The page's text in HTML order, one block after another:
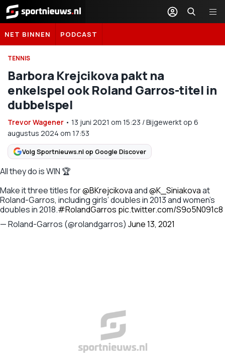
Sportnieuws.nl
NET BINNEN PODCAST
TENNIS
Barbora Krejcikova pakt na
enkelspel ook Roland Garros-titel in
dubbelspel
Trevor Wagener • 13 juni 2021 om 15:23 /Bijgewerkt op 6
augustus 2024 om 17:53
Volg Sportnieuws.nl op Google Discover
All they do is WIN 🏆
Make it three titles for@BKrejcikovaand@K_Siniakovaat
Roland-Garros, including girls’ doubles in 2013 and women's
doubles in 2018.#RolandGarros pic.twitter.com/S9o5N091c8
— Roland-Garros (@rolandgarros) June 13, 2021